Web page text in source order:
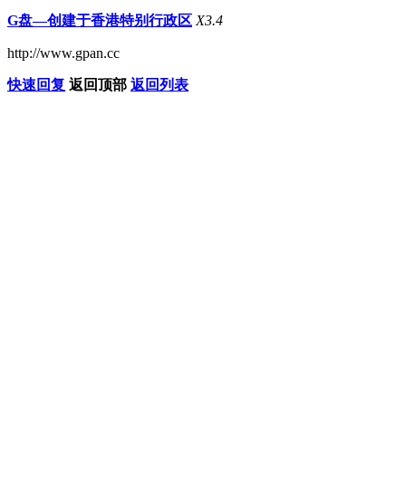
G盘—创建于香港特别行政区 X3.4
http://www.gpan.cc
快速回复 返回顶部 返回列表